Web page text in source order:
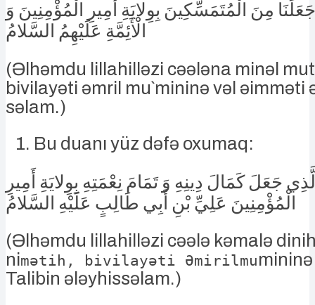
مِنَ الْمُتَمَسِّكِينَ بِوِلايَةِ أَمِيرِ الْمُؤْمِنِينَ وَ
الْأَئِمَّةِ عَلَيْهِمُ السَّلامُ
(Əlhəmdu lillahilləzi cəələna minəl
bivilayəti əmril mu`mininə vəl əimməti
səlam.)
Bu duanı yüz dəfə oxumaq:
جَعَلَ كَمَالَ دِينِهِ وَ تَمَامَ نِعْمَتِهِ بِوِلايَةِ أَمِيرِ
الْمُؤْمِنِينَ عَلِيِّ بْنِ أَبِي طَالِبٍ عَلَيْهِ السَّلامُ
(Əlhəmdu lillahilləzi cəələ kəmalə
nimətih, bivilayəti Əmirilmu
Talibin ələyhissəlam.)